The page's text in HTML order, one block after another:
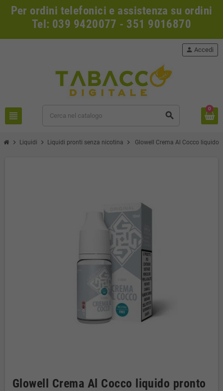
Per ordini telefonici e assistenza su ordini
Tel: 039 9420077 - 351 9016870
view_headline search
person Accedi
0
chevron_right Liquidi chevron_right Liquidi pronti senza nicotina chevron_right Glowell Crema Al Cocco liquido
Glowell Crema Al Cocco liquido pronto